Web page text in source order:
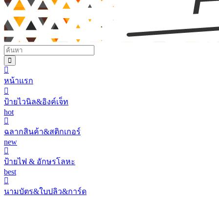
หน้าแรก
ป้ายไวนิล&อิงค์เจ็ท
hot
ฉลากสินค้า&สติกเกอร์
new
ป้ายไฟ & อักษรโลหะ
best
นามบัตร&ใบปลิว&การ์ด